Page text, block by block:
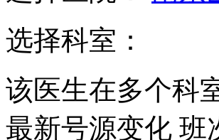
选择科室：
该医生在多个科
最新号源变化 班